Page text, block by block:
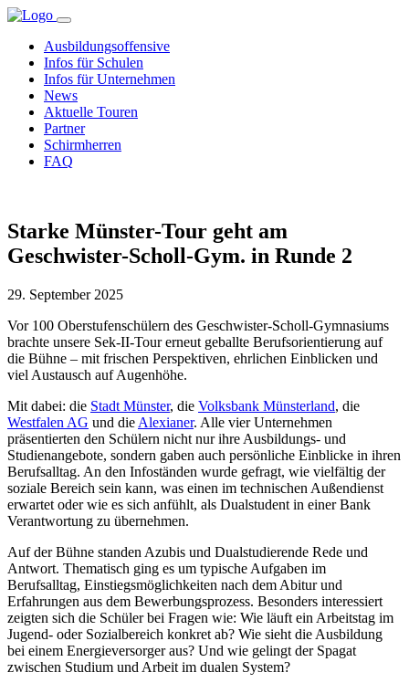
Ausbildungsoffensive
Infos für Schulen
Infos für Unternehmen
News
Aktuelle Touren
Partner
Schirmherren
FAQ
Starke Münster-Tour geht am
Geschwister-Scholl-Gym. in Runde 2
29. September 2025
Vor 100 Oberstufenschülern des Geschwister-Scholl-Gymnasiums
brachte unsere Sek-II-Tour erneut geballte Berufsorientierung auf
die Bühne – mit frischen Perspektiven, ehrlichen Einblicken und
viel Austausch auf Augenhöhe.
Mit dabei: die Stadt Münster, die Volksbank Münsterland, die
Westfalen AG und die Alexianer. Alle vier Unternehmen
präsentierten den Schülern nicht nur ihre Ausbildungs- und
Studienangebote, sondern gaben auch persönliche Einblicke in ihren
Berufsalltag. An den Infoständen wurde gefragt, wie vielfältig der
soziale Bereich sein kann, was einen im technischen Außendienst
erwartet oder wie es sich anfühlt, als Dualstudent in einer Bank
Verantwortung zu übernehmen.
Auf der Bühne standen Azubis und Dualstudierende Rede und
Antwort. Thematisch ging es um typische Aufgaben im
Berufsalltag, Einstiegsmöglichkeiten nach dem Abitur und
Erfahrungen aus dem Bewerbungsprozess. Besonders interessiert
zeigten sich die Schüler bei Fragen wie: Wie läuft ein Arbeitstag im
Jugend- oder Sozialbereich konkret ab? Wie sieht die Ausbildung
bei einem Energieversorger aus? Und wie gelingt der Spagat
zwischen Studium und Arbeit im dualen System?